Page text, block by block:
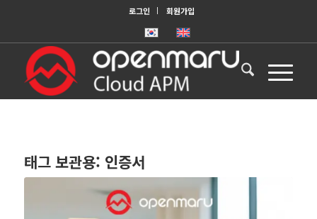
로그인 회원가입
태그 보관용: 인증서